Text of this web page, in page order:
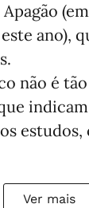
ano),
não é
estudos,
Ver mais